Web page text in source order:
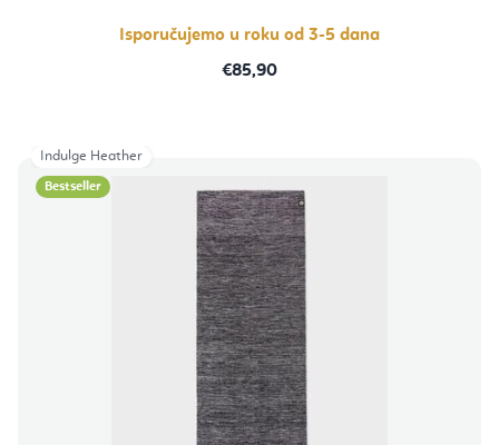
zvjezdica.
Isporučujemo u roku od 3-5 dana
€85,90
Bestseller
Indulge Heather